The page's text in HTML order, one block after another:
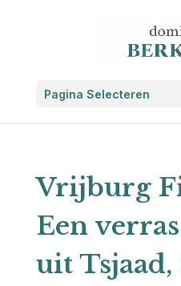
Pagina Selecteren
Vrijburg
Een
uit